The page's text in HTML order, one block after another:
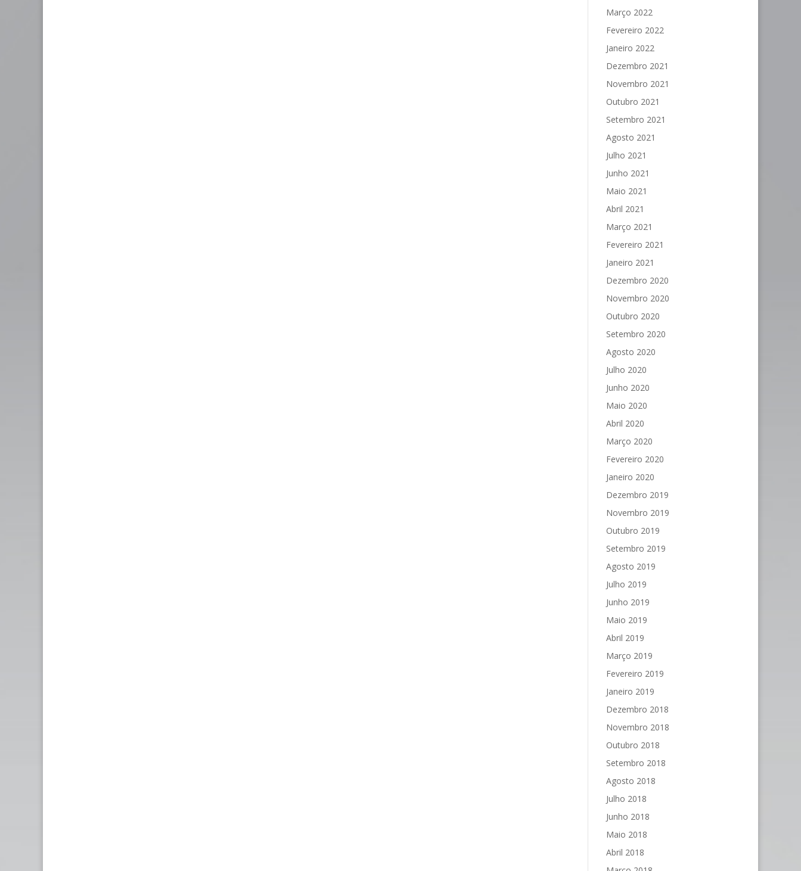
Março 2022
Fevereiro 2022
Janeiro 2022
Dezembro 2021
Novembro 2021
Outubro 2021
Setembro 2021
Agosto 2021
Julho 2021
Junho 2021
Maio 2021
Abril 2021
Março 2021
Fevereiro 2021
Janeiro 2021
Dezembro 2020
Novembro 2020
Outubro 2020
Setembro 2020
Agosto 2020
Julho 2020
Junho 2020
Maio 2020
Abril 2020
Março 2020
Fevereiro 2020
Janeiro 2020
Dezembro 2019
Novembro 2019
Outubro 2019
Setembro 2019
Agosto 2019
Julho 2019
Junho 2019
Maio 2019
Abril 2019
Março 2019
Fevereiro 2019
Janeiro 2019
Dezembro 2018
Novembro 2018
Outubro 2018
Setembro 2018
Agosto 2018
Julho 2018
Junho 2018
Maio 2018
Abril 2018